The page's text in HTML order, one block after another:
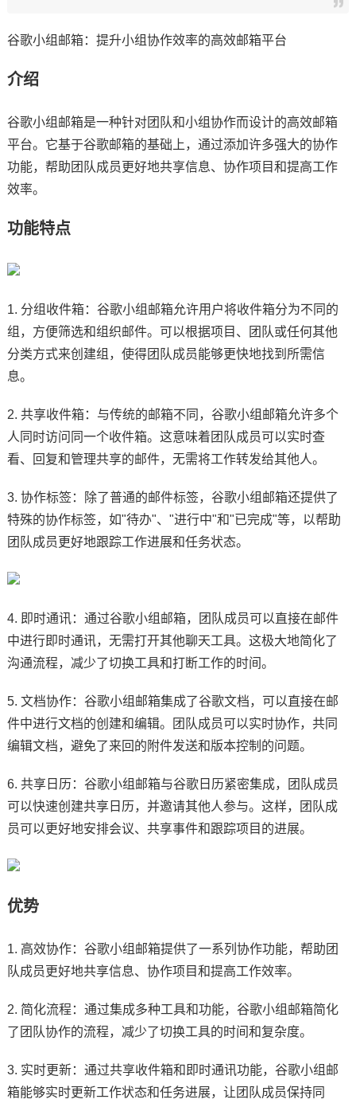
谷歌小组邮箱：提升小组协作效率的高效邮箱平台
介绍
谷歌小组邮箱是一种针对团队和小组协作而设计的高效邮箱
平台。它基于谷歌邮箱的基础上，通过添加许多强大的协作
功能，帮助团队成员更好地共享信息、协作项目和提高工作
效率。
功能特点
1. 分组收件箱：谷歌小组邮箱允许用户将收件箱分为不同的
组，方便筛选和组织邮件。可以根据项目、团队或任何其他
分类方式来创建组，使得团队成员能够更快地找到所需信
息。
2. 共享收件箱：与传统的邮箱不同，谷歌小组邮箱允许多个
人同时访问同一个收件箱。这意味着团队成员可以实时查
看、回复和管理共享的邮件，无需将工作转发给其他人。
3. 协作标签：除了普通的邮件标签，谷歌小组邮箱还提供了
特殊的协作标签，如"待办"、"进行中"和"已完成"等，以帮助
团队成员更好地跟踪工作进展和任务状态。
4. 即时通讯：通过谷歌小组邮箱，团队成员可以直接在邮件
中进行即时通讯，无需打开其他聊天工具。这极大地简化了
沟通流程，减少了切换工具和打断工作的时间。
5. 文档协作：谷歌小组邮箱集成了谷歌文档，可以直接在邮
件中进行文档的创建和编辑。团队成员可以实时协作，共同
编辑文档，避免了来回的附件发送和版本控制的问题。
6. 共享日历：谷歌小组邮箱与谷歌日历紧密集成，团队成员
可以快速创建共享日历，并邀请其他人参与。这样，团队成
员可以更好地安排会议、共享事件和跟踪项目的进展。
优势
1. 高效协作：谷歌小组邮箱提供了一系列协作功能，帮助团
队成员更好地共享信息、协作项目和提高工作效率。
2. 简化流程：通过集成多种工具和功能，谷歌小组邮箱简化
了团队协作的流程，减少了切换工具的时间和复杂度。
3. 实时更新：通过共享收件箱和即时通讯功能，谷歌小组邮
箱能够实时更新工作状态和任务进展，让团队成员保持同